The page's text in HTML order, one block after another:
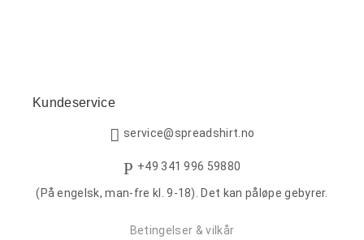
Kundeservice
service@spreadshirt.no
+49 341 996 59880
(På engelsk, man-fre kl. 9-18). Det kan påløpe gebyrer.
Betingelser & vilkår